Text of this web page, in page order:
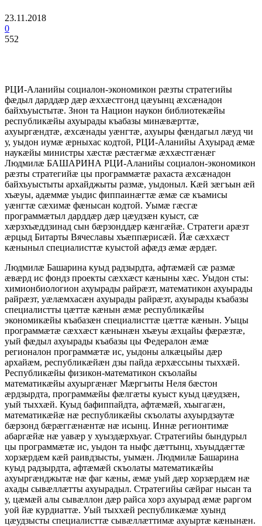
23.11.2018
0
552
РЦИ-Аланийы социалон-экономикон рæзты стратегийы
фæдыл дарддæр дæр æххæстгонд цæуынц æхсæнадон
байхъуыстытæ. Знон та Национ наукон библиотекæйы
республикæйы ахуырады къабазы минæвæрттæ,
ахуыргæндтæ, æхсæнады уæнгтæ, ахуыры фæндагыл лæуд чи
у, уыдон иумæ æрныхас кодтой, РЦИ-Аланийы Ахуырад æмæ
наукæйы министры хæстæ рæстæгмæ æххæстгæнæг
Людмилæ БАШАРИНА РЦИ-Аланийы социалон-экономикон
рæзты стратегийæ цы программæтæ рахаста æхсæнадон
байхъуыстыты архайджыты размæ, уыдоныл. Кæй зæгъын æй
хъæуы, адæммæ уыдис фиппаинæгтæ æмæ сæ къамисы
уæнгтæ сæхимæ фæнысан кодтой. Уымæ гæсгæ
программæтыл дарддæр дæр цæудзæн куыст, сæ
хæрзхъæддзинад сын бæрзонддæр кæнгæйæ. Стратеги арæзт
æрцыд Битарты Вячеславы хъæппæрисæй. Йæ сæххæст
кæныныл специалисттæ куыстой афæдз æмæ æрдæг.
Людмилæ Башарина куыд радзырдта, афтæмæй сæ размæ
æвæрд ис фондз проекты сæххæст кæныны хæс. Уыдон сты:
химионбиологион ахуырады райрæзт, математикон ахуырады
райрæзт, уæлæмхасæн ахуырады райрæзт, ахуырады къабазы
специалистты цæттæ кæнын æмæ республикæйы
экономикæйы къабазæн специалисттæ цæттæ кæнын. Уыцы
программæтæ сæххæст кæнынæн хъæуы æхцайы фæрæзтæ,
уый фæдыл ахуырады къабазы цы Федералон æмæ
регионалон программæтæ ис, уыдоны алкæцыйы дæр
архайæм, республикæйæн дзы пайда æрхæссыны тыххæй.
Республикæйы физикон-математикон скъолайы
математикæйы ахуыргæнæг Мæргъиты Неля бæстон
æрдзырдта, программæйы фæлгæты куыст куыд цæудзæн,
уый тыххæй. Куыд бафиппайдта, афтæмæй, хъыгагæн,
математикæйæ нæ республикæйы скъолаты ахуырдзаутæ
бæрзонд бæрæггæнæнтæ нæ исынц. Иннæ регионтимæ
абаргæйæ нæ уавæр у хуыздæрхъуаг. Стратегийы бындурыл
цы программæтæ ис, уыдон та ныфс дæттынц, хъуыддæгтæ
хорзæрдæм кæй раивдзысты, уымæн. Людмилæ Башарина
куыд радзырдта, афтæмæй скъолаты математикæйы
ахуыргæнджытæ нæ фаг кæны, æмæ уый дæр хорзæрдæм нæ
ахады сывæллæтты ахуырадыл. Стратегийы сæйраг нысан та
у, цæмæй алы сывæллон дæр райса хорз ахуырад æмæ раргом
уой йæ курдиаттæ. Уый тыххæй республикæмæ хуынд
цæудзысты специалисттæ сывæллæттимæ ахуыртæ кæнынæн.